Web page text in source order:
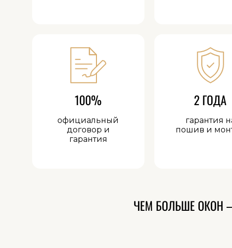
100%
официальный
договор и
гарантия
2 ГОДА
гарантия
пошив и
ЧЕМ БОЛЬШЕ ОКОН